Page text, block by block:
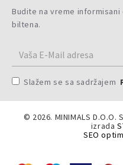
Budite na vreme
biltena.
Slažem se sa sadržajem
© 2026. MINIMALS
izrada
SEO